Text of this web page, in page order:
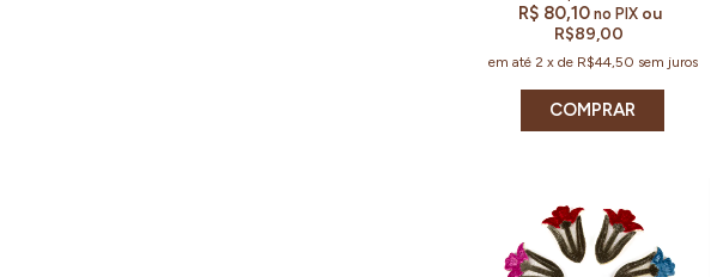
R$ 80,10 no PIX ou
R$89,00
em até 2 x de R$44,50 sem juros
COMPRAR